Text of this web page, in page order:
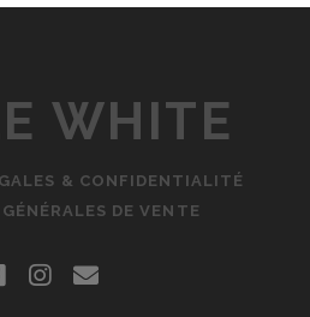
WHITE
& CONFIDENTIALITÉ
DE VENTE
facebookinstagram
email